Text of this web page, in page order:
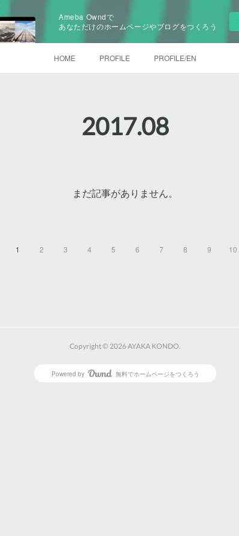
Ameba Owndで
あなただけのホームページやブログをつくろう
HOME PROFILE PROFILE/EN
2017.08
まだ記事がありません。
1 2 3 4 5 6 7 8 9 10
Copyright © 2026AYAKA KONDO.
Powered by AmebaOwnd
無料でホームページをつくろう